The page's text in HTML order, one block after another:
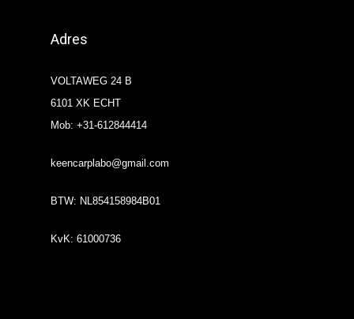
Adres
VOLTAWEG 24 B
6101 XK ECHT
Mob: +31-612844414
keencarplabo@gmail.com
BTW: NL854158984B01
KvK: 61000736